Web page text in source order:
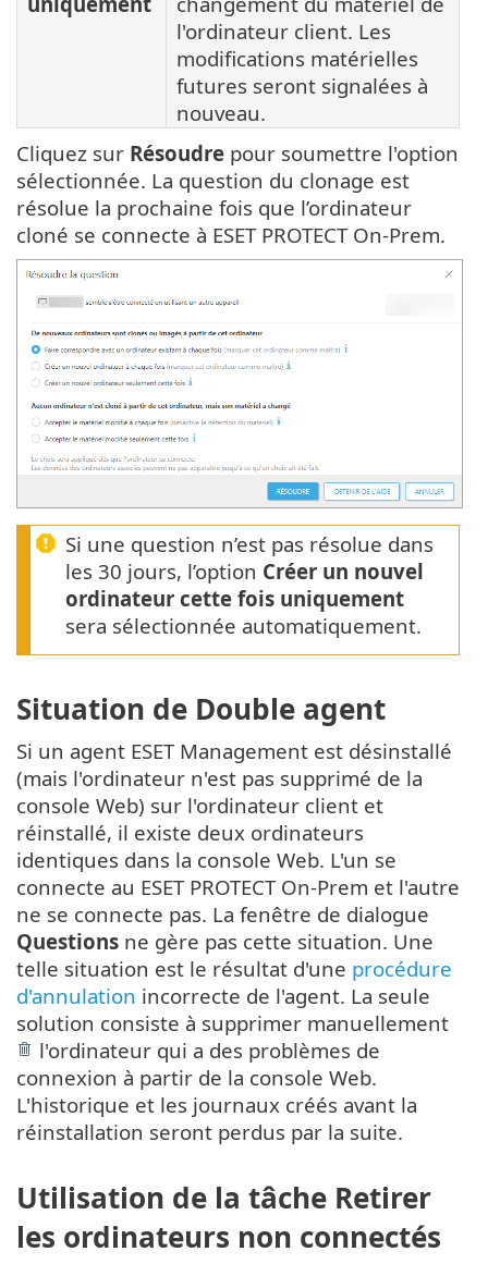
l'ordinateur client. Les
modifications matérielles
futures seront signalées à
nouveau.
Cliquez sur Résoudre pour soumettre l'option
sélectionnée. La question du clonage est
résolue la prochaine fois que l’ordinateur
cloné se connecte à ESET PROTECT On-Prem.
Si une question n’est pas résolue dans
les 30 jours, l’option Créer un nouvel
ordinateur cette fois uniquement
sera sélectionnée automatiquement.
Situation de Double agent
Si un agent ESET Management est désinstallé
(mais l'ordinateur n'est pas supprimé de la
console Web) sur l'ordinateur client et
réinstallé, il existe deux ordinateurs
identiques dans la console Web. L'un se
connecte au ESET PROTECT On-Prem et l'autre
ne se connecte pas. La fenêtre de dialogue
Questions ne gère pas cette situation. Une
telle situation est le résultat d'une procédure
d'annulation incorrecte de l'agent. La seule
solution consiste à supprimer manuellement
l'ordinateur qui a des problèmes de
connexion à partir de la console Web.
L'historique et les journaux créés avant la
réinstallation seront perdus par la suite.
Utilisation de la tâche Retirer
les ordinateurs non connectés